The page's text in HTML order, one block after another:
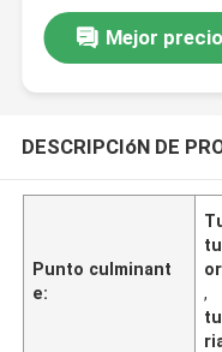
Mejor precio
DESCRIPCIóN DE
Punto culminant
e:
,